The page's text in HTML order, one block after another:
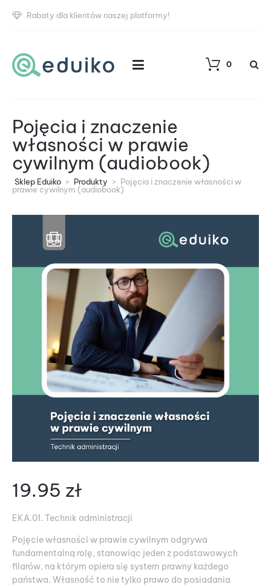
Rabaty dla klientów naszej platformy!
0
Pojęcia i znaczenie
własności w prawie
cywilnym (audiobook)
Sklep Eduiko > Produkty > Pojęcia i znaczenie własności w
prawie cywilnym (audiobook)
19.95 zł
EKA.01. Technik administracji
Pojęcie własności w prawie cywilnym odgrywa
fundamentalną rolę, stanowiąc jeden z podstawowych
filarów, na którym opiera się system prawny każdego
państwa. Własność to nie tylko prawo do posiadania